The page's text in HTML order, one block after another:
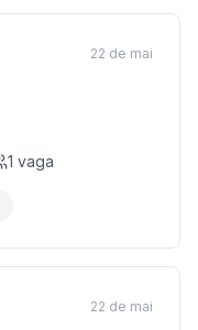
1 vaga
22 de mai
22 de mai